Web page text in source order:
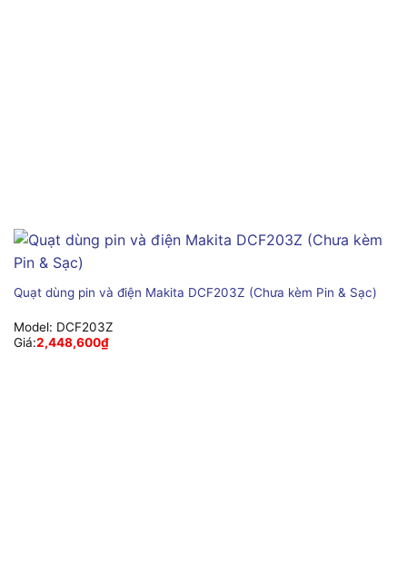
Quạt dùng pin và điện Makita DCF203Z (Chưa kèm Pin & Sạc)
Model: DCF203Z
Giá:2,448,600₫